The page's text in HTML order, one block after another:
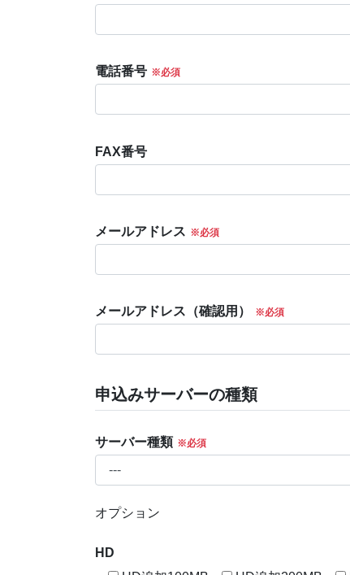
電話番号
FAX番号
メールアドレス
メールアドレス（確認用）
申込みサーバーの種類
サーバー種類
オプション
HD